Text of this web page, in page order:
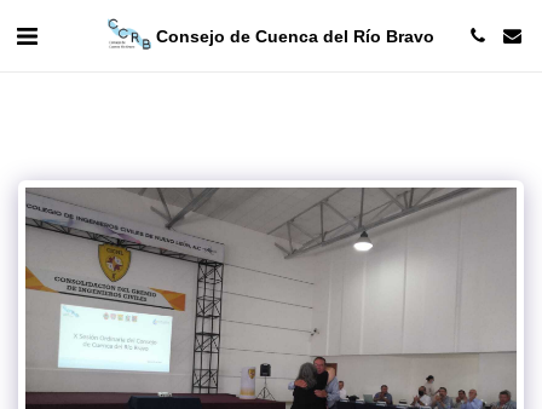
Consejo de Cuenca del Río Bravo